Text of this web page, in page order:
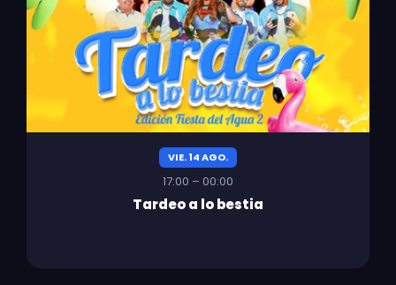
VIE. 14 AGO.
17:00 – 00:00
Tardeo a lo bestia